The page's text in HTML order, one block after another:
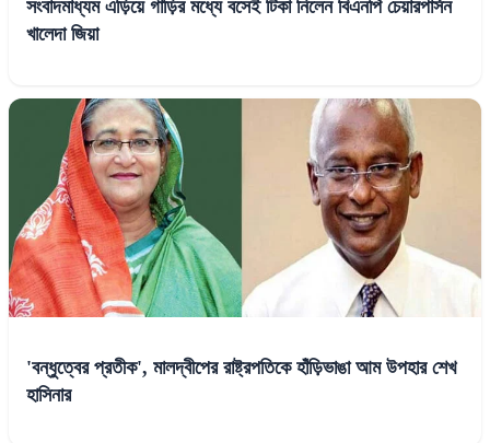
সংবাদমাধ্যম এড়িয়ে গাড়ির মধ্যে বসেই টিকা নিলেন বিএনপি চেয়ারপার্সন
খালেদা জিয়া
'বন্ধুত্বের প্রতীক', মালদ্বীপের রাষ্ট্রপতিকে হাঁড়িভাঙা আম উপহার শেখ
হাসিনার